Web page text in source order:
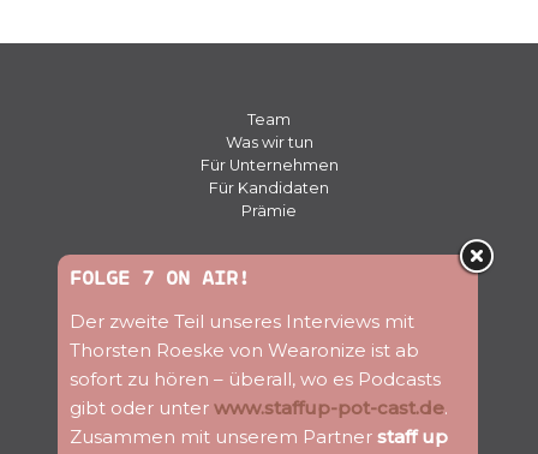
Team
Was wir tun
Für Unternehmen
Für Kandidaten
Prämie
Presse
Jobs
Blog
FOLGE 7 ON AIR!
Der zweite Teil unseres Interviews mit
Thorsten Roeske von Wearonize ist ab
sofort zu hören – überall, wo es Podcasts
gibt oder unter www.staffup-pot-cast.de.
Zusammen mit unserem Partner staff up